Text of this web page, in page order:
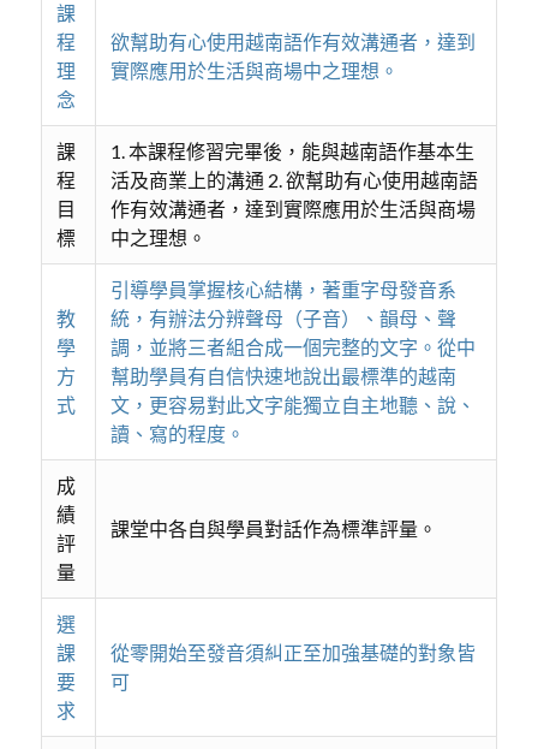
課
程
理
念
欲幫助有心使用越南語作有效溝通者，達到
實際應用於生活與商場中之理想。
課
程
目
標
1. 本課程修習完畢後，能與越南語作基本生
活及商業上的溝通 2. 欲幫助有心使用越南語
作有效溝通者，達到實際應用於生活與商場
中之理想。
教
學
方
式
引導學員掌握核心結構，著重字母發音系
統，有辦法分辨聲母（子音）、韻母、聲
調，並將三者組合成一個完整的文字。從中
幫助學員有自信快速地說出最標準的越南
文，更容易對此文字能獨立自主地聽、說、
讀、寫的程度。
成
績
評
量
課堂中各自與學員對話作為標準評量。
選
課
要
求
從零開始至發音須糾正至加強基礎的對象皆
可